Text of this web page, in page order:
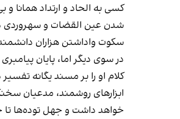
کسی به الحاد و ارتداد همانا و
شدن عین القضات و سهروردی در
سکوت واداشتن هزاران
در سوی دیگر اما، پایان
کلام او را بر مسند یگانه
ابزارهای روشمند، مدعیان
خواهد داشت و جهل توده‌ها تا